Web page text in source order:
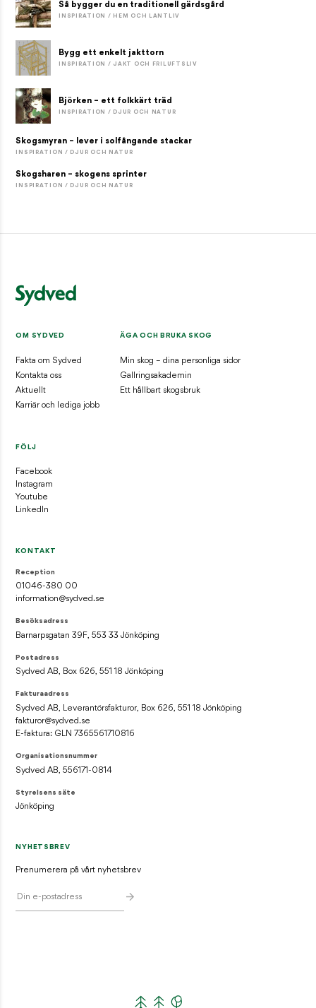
Så bygger du en traditionell gärdsgård
INSPIRATION / HEM OCH LANTLIV
Bygg ett enkelt jakttorn
INSPIRATION / JAKT OCH FRILUFTSLIV
Björken – ett folkkärt träd
INSPIRATION / DJUR OCH NATUR
Skogsmyran – lever i solfångande stackar
INSPIRATION / DJUR OCH NATUR
Skogsharen – skogens sprinter
INSPIRATION / DJUR OCH NATUR
OM SYDVED
Fakta om Sydved
Kontakta oss
Aktuellt
Karriär och lediga jobb
ÄGA OCH BRUKA SKOG
Min skog – dina personliga sidor
Gallringsakademin
Ett hållbart skogsbruk
FÖLJ
Facebook
Instagram
Youtube
LinkedIn
KONTAKT
Reception
01046-380 00
information@sydved.se
Besöksadress
Barnarpsgatan 39F, 553 33 Jönköping
Postadress
Sydved AB, Box 626, 551 18 Jönköping
Fakturaadress
Sydved AB, Leverantörsfakturor, Box 626, 551 18 Jönköping
fakturor@sydved.se
E-faktura: GLN 7365561710816
Organisationsnummer
Sydved AB, 556171-0814
Styrelsens säte
Jönköping
NYHETSBREV
Prenumerera på vårt nyhetsbrev